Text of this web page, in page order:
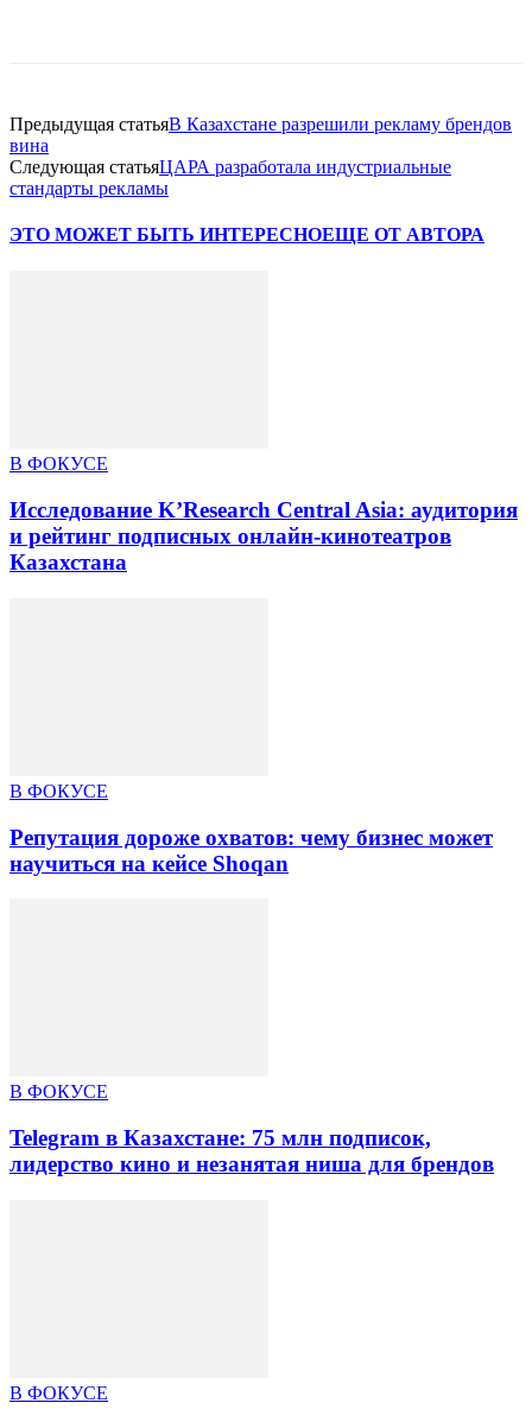
Предыдущая статьяВ Казахстане разрешили рекламу брендов
вина
Следующая статьяЦАРА разработала индустриальные
стандарты рекламы
ЭТО МОЖЕТ БЫТЬ ИНТЕРЕСНОЕЩЕ ОТ АВТОРА
В ФОКУСЕ
Исследование K’Research Central Asia: аудитория
и рейтинг подписных онлайн-кинотеатров
Казахстана
В ФОКУСЕ
Репутация дороже охватов: чему бизнес может
научиться на кейсе Shoqan
В ФОКУСЕ
Telegram в Казахстане: 75 млн подписок,
лидерство кино и незанятая ниша для брендов
В ФОКУСЕ